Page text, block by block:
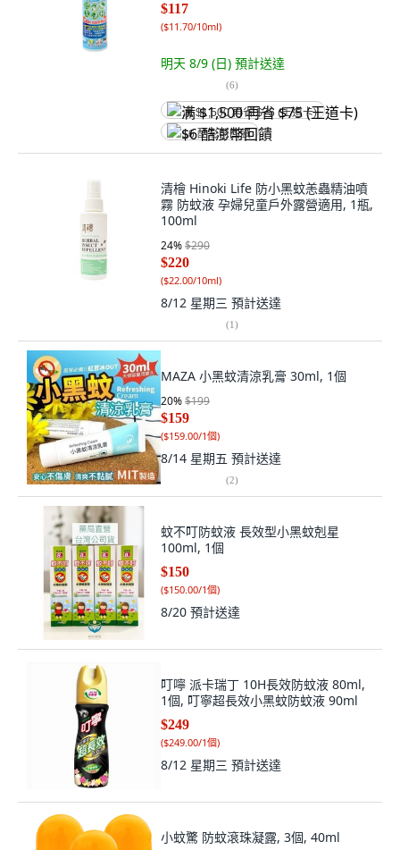
$117
($11.70/10ml)
明天 8/9 (日) 預計送達
(6)
满 $1,500 再省 $75 (王道卡)
$6 酷澎幣回饋
清檜 Hinoki Life 防小黑蚊恙蟲精油噴
霧 防蚊液 孕婦兒童戶外露營適用, 1瓶,
100ml
24%$290
$220
($22.00/10ml)
8/12 星期三 預計送達
(1)
MAZA 小黑蚊清涼乳膏 30ml, 1個
20%$199
$159
($159.00/1個)
8/14 星期五 預計送達
(2)
蚊不叮防蚊液 長效型小黑蚊剋星
100ml, 1個
$150
($150.00/1個)
8/20 預計送達
叮嚀 派卡瑞丁 10H長效防蚊液 80ml,
1個, 叮寧超長效小黑蚊防蚊液 90ml
$249
($249.00/1個)
8/12 星期三 預計送達
小蚊驚 防蚊滾珠凝露, 3個, 40ml